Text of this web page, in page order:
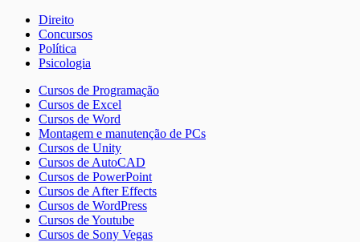
Direito
Concursos
Política
Psicologia
Cursos de Programação
Cursos de Excel
Cursos de Word
Montagem e manutenção de PCs
Cursos de Unity
Cursos de AutoCAD
Cursos de PowerPoint
Cursos de After Effects
Cursos de WordPress
Cursos de Youtube
Cursos de Sony Vegas